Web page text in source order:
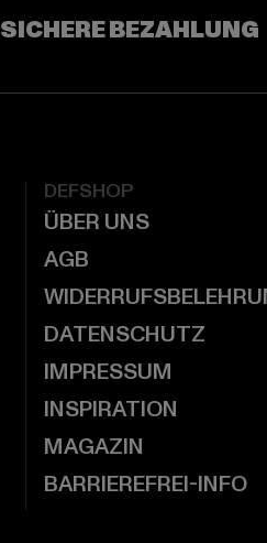
SICHERE BEZAHLUNG
DEFSHOP
ÜBER UNS
AGB
DATENSCHUTZ
IMPRESSUM
INSPIRATION
MAGAZIN
BARRIEREFREI-INFO